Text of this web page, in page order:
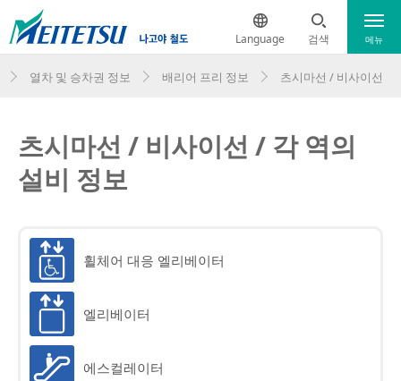
Language 검색
열차 운행 현황
공항 가는 길과 오는 길
열차 및 승차권 정보
열차 및 승차권 정보
노선도
주요역 구내도
배리어 프리 정보
English
메뉴
열차 및 승차권 정보 배리어 프리 정보 츠시마선 / 비사이선
츠시마선 / 비사이선 / 각 역의
설비 정보
휠체어 대응 엘리베이터
엘리베이터
에스컬레이터